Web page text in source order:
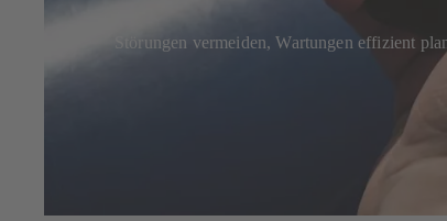
Störungen vermeiden, Wartungen effizient